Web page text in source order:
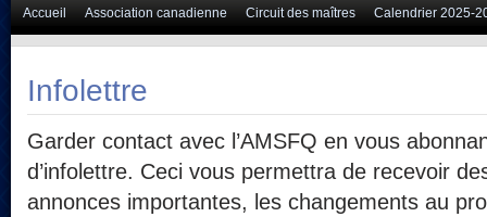
Accueil Association canadienne Circuit des maîtres Calendrier 2025-
Infolettre
Garder contact avec l’AMSFQ en vous
d’infolettre. Ceci vous permettra de recevoir
annonces importantes, les changements au